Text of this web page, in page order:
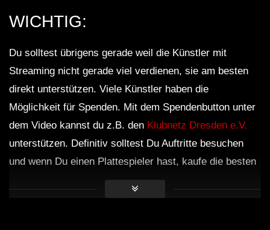
WICHTIG:
Du solltest übrigens gerade weil die Künstler mit
Streaming nicht gerade viel verdienen, sie am besten
direkt unterstützen. Viele Künstler haben die
Möglichkeit für Spenden. Mit dem Spendenbutton unter
dem Video kannst du z.B. den Klubnetz Dresden e.V.
unterstützen. Definitiv solltest Du Auftritte besuchen
und wenn Du einen Plattespieler hast, kaufe die besten